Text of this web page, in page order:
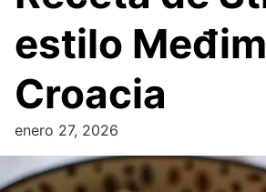
estilo
Croacia
enero 27, 2026